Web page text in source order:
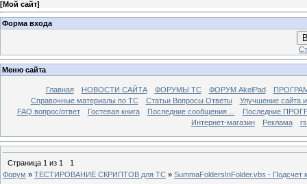
[Мой сайт]
Форма входа
Меню сайта
Главная НОВОСТИ САЙТА ФОРУМЫ TC ФОРУМ AkelPad
Справочные материалы по TС
Статьи Вопросы Ответы
Улучшение сайта
FAQ вопрос/ответ
Гостевая книга Последние сообщения ...
Последние
Интернет-магазин
Реклама
Страница 1 из 1
1
Форум » ТЕСТИРОВАНИЕ СКРИПТОВ для TC » SummaFoldersInFolder.vbs - Подсчет